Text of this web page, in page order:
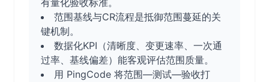
有量化验收标准。
范围基线与CR流程是抵御范围蔓延的关
键机制。
数据化KPI（清晰度、变更速率、一次通
过率、基线偏差）能客观评估范围质量。
用 PingCode 将范围—测试—验收打